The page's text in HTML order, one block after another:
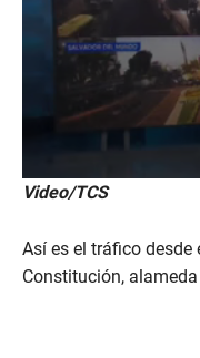
0
s
c
o
n
Video/TCS
Así es el tráfico desde
Constitución,